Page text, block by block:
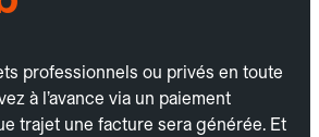
professionnels ou privés en toute
à l’avance via un paiement
trajet une facture sera générée. Et